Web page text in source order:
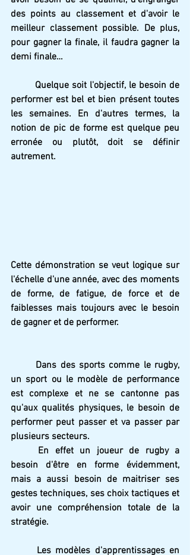
des points au classement et d'avoir le
meilleur classement possible. De plus,
pour gagner la finale, il faudra gagner la
demi finale…
Quelque soit l'objectif, le besoin de
performer est bel et bien présent toutes
les semaines. En d'autres termes, la
notion de pic de forme est quelque peu
erronée ou plutôt, doit se définir
autrement.
Cette démonstration se veut logique sur
l'échelle d'une année, avec des moments
de forme, de fatigue, de force et de
faiblesses mais toujours avec le besoin
de gagner et de performer.
Dans des sports comme le rugby,
un sport ou le modèle de performance
est complexe et ne se cantonne pas
qu'aux qualités physiques, le besoin de
performer peut passer et va passer par
plusieurs secteurs.
En effet un joueur de rugby a
besoin d'être en forme évidemment,
mais a aussi besoin de maitriser ses
gestes techniques, ses choix tactiques et
avoir une compréhension totale de la
stratégie.
Les modèles d'apprentissages en